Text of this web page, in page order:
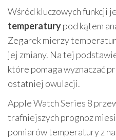
Wśród kluczowych funkcji
temperaturypod kątem
Zegarek mierzy
jej zmiany. Na tej
które pomaga wyznaczać
ostatniej owulacji.
Apple Watch Series 8
trafniejszych prognoz
pomiarów temperatury z